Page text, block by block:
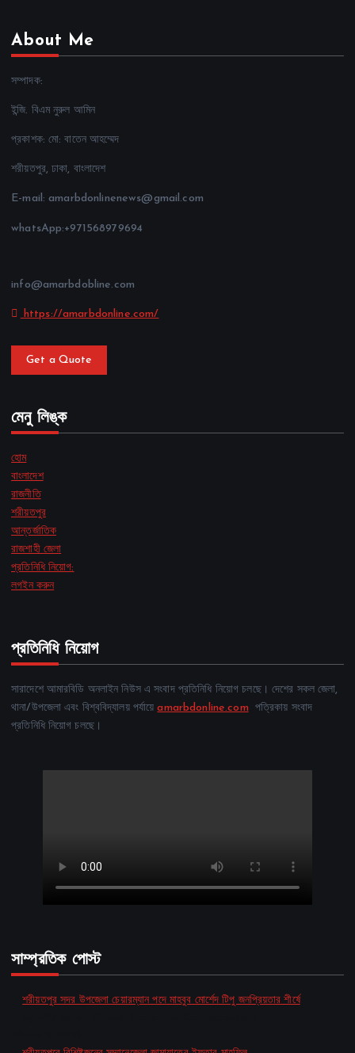
About Me
সম্পাদক:
ইন্জি. বিএম নুরুল আমিন
প্রকাশক: মো: বাতেন আহম্মেদ
শরীয়তপুর, ঢাকা, বাংলাদেশ
E-mail: amarbdonlinenews@gmail.com
whatsApp:+971568979694
info@amarbdobline.com
https://amarbdonline.com/
Get a Quote
মেনু লিঙ্ক
হোম
বাংলাদেশ
রাজনীতি
শরীয়তপুর
আন্তর্জাতিক
রাজশাহী জেলা
প্রতিনিধি নিয়োগ:
লগইন করুন
প্রতিনিধি নিয়োগ
সারাদেশে আমারবিডি অনলাইন নিউস এ সংবাদ প্রতিনিধি নিয়োগ চলছে। দেশের সকল জেলা,
থানা/উপজেলা এবং বিশ্ববিদ্যালয় পর্যায়েamarbdonline.comপত্রিকায় সংবাদ
প্রতিনিধি নিয়োগ চলছে।
সাম্প্রতিক পোস্ট
শরীয়তপুর সদর উপজেলা চেয়ারম্যান পদে মাহবুব মোর্শেদ টিপু জনপ্রিয়তার শীর্ষে